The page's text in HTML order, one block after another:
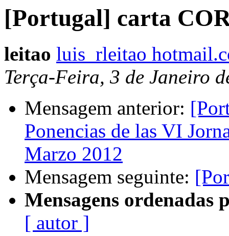
[Portugal] carta
leitao luis_rleitao
Terça-Feira, 3 de Janeiro
Mensagem anterior:
Ponencias de las VI
Marzo 2012
Mensagem seguinte:
Mensagens ordenadas
[ autor ]